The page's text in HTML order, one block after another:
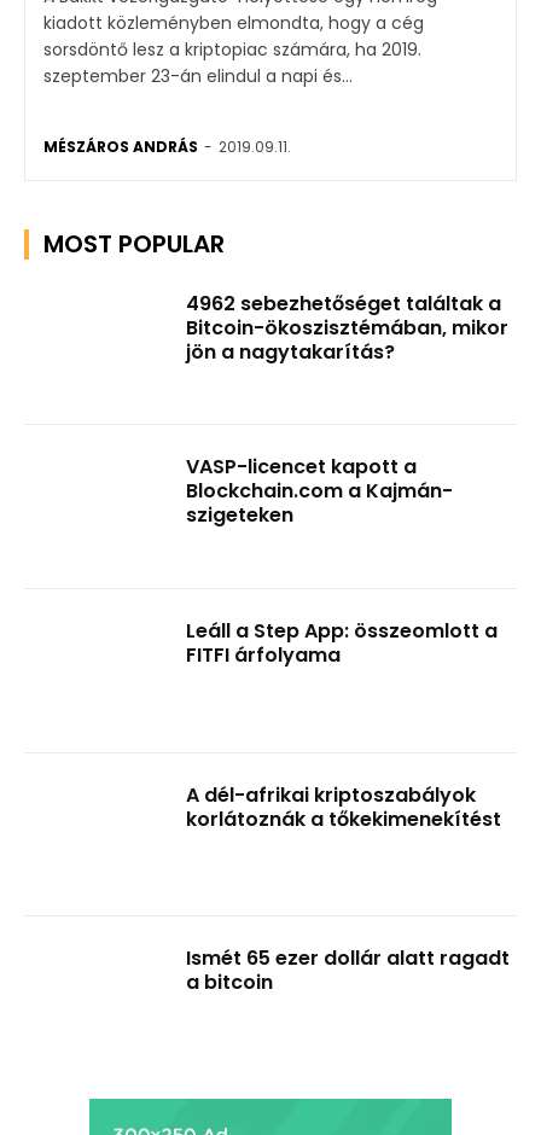
kiadott közleményben elmondta, hogy a cég
sorsdöntő lesz a kriptopiac számára, ha 2019.
szeptember 23-án elindul a napi és...
MÉSZÁROS ANDRÁS - 2019.09.11.
MOST POPULAR
4962 sebezhetőséget találtak a
Bitcoin-ökoszisztémában, mikor
jön a nagytakarítás?
VASP-licencet kapott a
Blockchain.com a Kajmán-
szigeteken
Leáll a Step App: összeomlott a
FITFI árfolyama
A dél-afrikai kriptoszabályok
korlátoznák a tőkekimenekítést
Ismét 65 ezer dollár alatt ragadt
a bitcoin